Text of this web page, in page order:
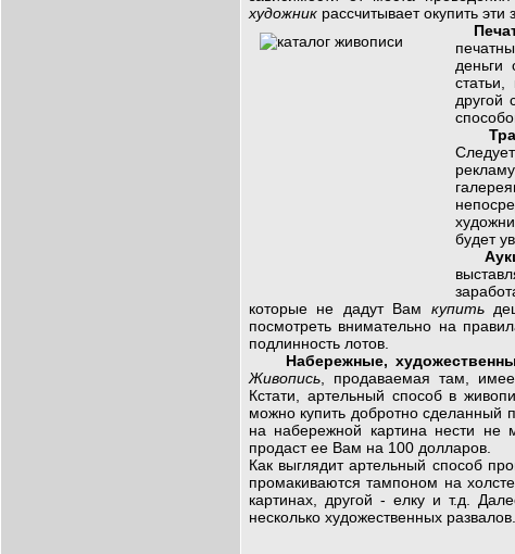
художник рассчитывает окупить эти
деньги
другой
будет
которые не дадут Вам купить
посмотреть внимательно на
подлинность лотов.
Набережные,
Живопись , продаваемая там,
Кстати, артельный способ в
можно купить добротно сделанный
на набережной картина нести не
продаст ее Вам на 100 долларов.
Как выглядит артельный способ
промакиваются тампоном на
картинах, другой - елку и т.д.
несколько художественных развалов.